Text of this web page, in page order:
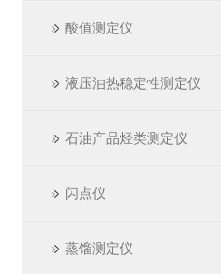
酸值测定仪
液压油热稳定性测定仪
石油产品烃类测定仪
闪点仪
蒸馏测定仪